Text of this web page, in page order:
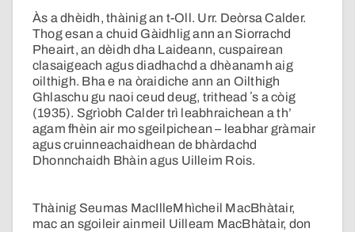
Às a dhèidh, thàinig an t-Oll. Urr. Deòrsa Calder.
Thog esan a chuid Gàidhlig ann an Siorrachd
Pheairt, an dèidh dha Laideann, cuspairean
clasaigeach agus diadhachd a dhèanamh aig
oilthigh. Bha e na òraidiche ann an Oilthigh
Ghlaschu gu naoi ceud deug, trithead ʼs a còig
(1935). Sgrìobh Calder trì leabhraichean a th’
agam fhèin air mo sgeilpichean – leabhar gràmair
agus cruinneachaidhean de bhàrdachd
Dhonnchaidh Bhàin agus Uilleim Rois.
Thàinig Seumas MacIlleMhìcheil MacBhàtair,
mac an sgoileir ainmeil Uilleam MacBhàtair, don